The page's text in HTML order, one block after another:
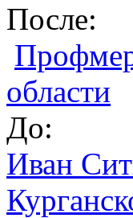
После:
области
До:
Иван